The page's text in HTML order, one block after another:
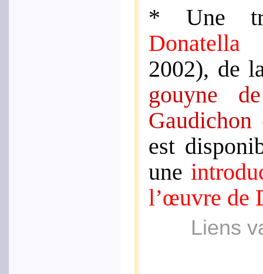
* Une
Dona­tel­la
2002), de
gouyne
Gaudi­chon
est
une
l’œuvre de
Liens